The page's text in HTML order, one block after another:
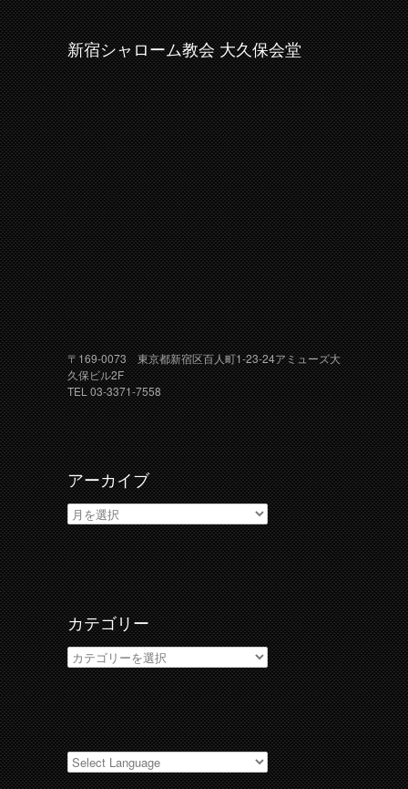
新宿シャローム教会 大久保会堂
〒169-0073 東京都新宿区百人町1-23-24アミューズ大
久保ビル2F
TEL 03-3371-7558
アーカイブ
ア
ー
カ
イ
ブ
カテゴリー
カ
テ
ゴ
リ
ー